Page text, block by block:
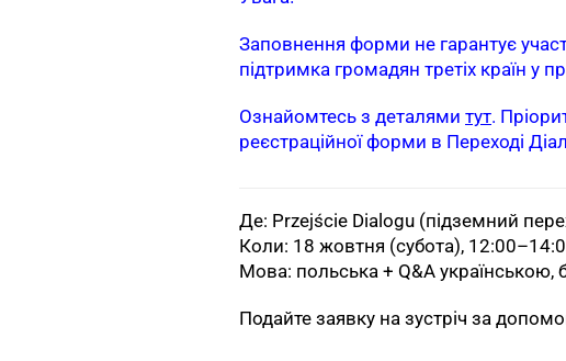
Заповнення форми не гарантує участі
підтримка громадян третіх країн у
Ознайомтесь з деталями тут.
реєстраційної форми в Переході
Де: Przejście Dialogu (підземний
Коли: 18 жовтня (субота),
Мова: польська + Q&A українською,
Подайте заявку на зустріч за